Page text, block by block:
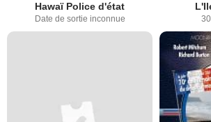
Hawaï Police d'état
Date de sortie inconnue